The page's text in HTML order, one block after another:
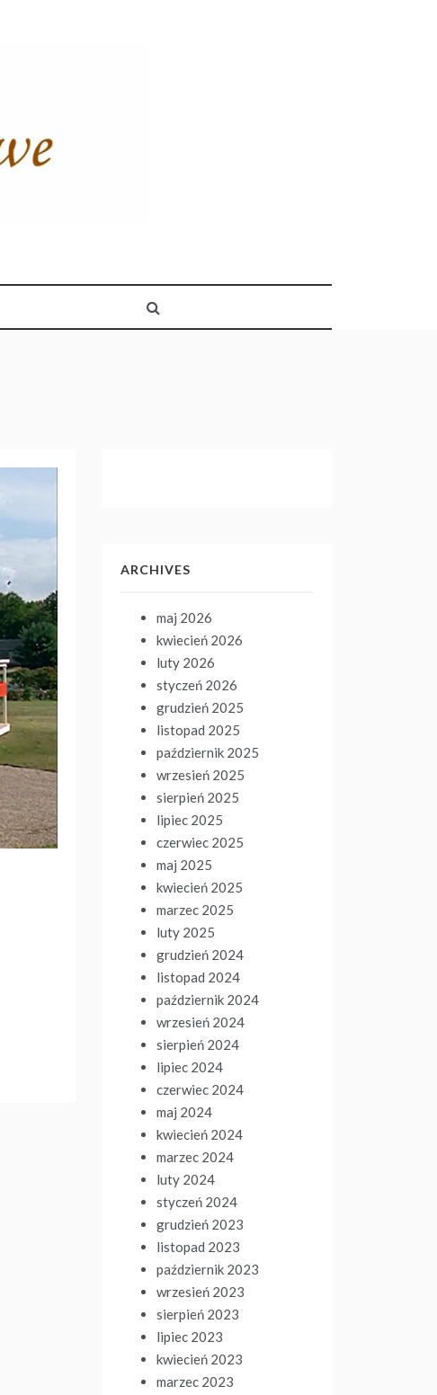
ARCHIVES
maj 2026
kwiecień 2026
luty 2026
styczeń 2026
grudzień 2025
listopad 2025
październik 2025
wrzesień 2025
sierpień 2025
lipiec 2025
czerwiec 2025
maj 2025
kwiecień 2025
marzec 2025
luty 2025
grudzień 2024
listopad 2024
październik 2024
wrzesień 2024
sierpień 2024
lipiec 2024
czerwiec 2024
maj 2024
kwiecień 2024
marzec 2024
luty 2024
styczeń 2024
grudzień 2023
listopad 2023
październik 2023
wrzesień 2023
sierpień 2023
lipiec 2023
kwiecień 2023
marzec 2023